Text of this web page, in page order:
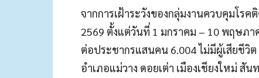
จากการเฝ้าระวังของกลุ่มงานควบคุมโร
2569 ตั้งแต่วันที่ 1 มกราคม – 10 พฤษภ
ต่อประชากรแสนคน 6.004 ไม่มีผู้เสียชี
อำเภอแม่วาง ดอยเต่า เมืองเชียงใหม่ สั